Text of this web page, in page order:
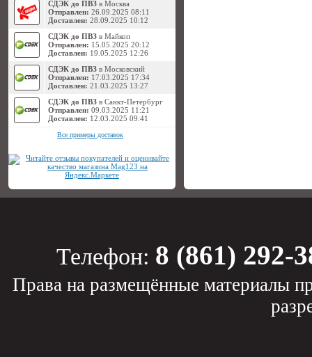
СДЭК до ПВЗ в Москва
Отправлен: 26.09.2025 08:11
Доставлен: 28.09.2025 10:12
СДЭК до ПВЗ в Майкоп
Отправлен: 15.05.2025 20:12
Доставлен: 19.05.2025 12:26
СДЭК до ПВЗ в Московский
Отправлен: 17.03.2025 17:34
Доставлен: 21.03.2025 13:27
СДЭК до ПВЗ в Санкт-Петербург
Отправлен: 09.03.2025 11:21
Доставлен: 12.03.2025 09:41
Все примеры доставок
Телефон: 8 (861) 292-
Права на размещённые материалы